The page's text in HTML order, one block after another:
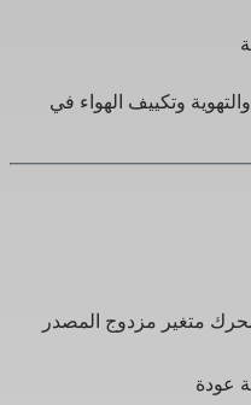
وتكييف الهواء في
متغير مزدوج المصدر
عودة